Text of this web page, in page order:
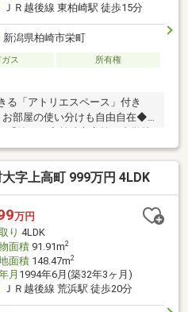
ＪＲ越後線 東柏崎駅 徒歩15分
新潟県柏崎市栄町
ス
所有権
「アトリエスペース」付き
部屋の使い分けも自由自在◆
「納戸」◆柏崎市立第一中学校
様の通学も安心◆コンビニ（セ
徒歩約9分（約650m）未登記増
：10.74㎡（3.24坪）・昭和58
字上高町 999万円 4LDK
万円
り 4LDK
面積91.91m2
面積148.47m2
月 1994年6月(築32年3ヶ月)
ＪＲ越後線 荒浜駅 徒歩20分